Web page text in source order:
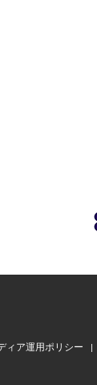
ィア運用ポリシー